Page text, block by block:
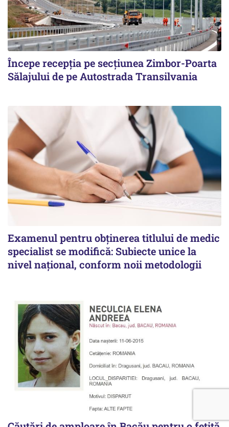
Începe recepţia pe secţiunea Zimbor-Poarta
Sălajului de pe Autostrada Transilvania
Examenul pentru obținerea titlului de medic
specialist se modifică: Subiecte unice la
nivel național, conform noii metodologii